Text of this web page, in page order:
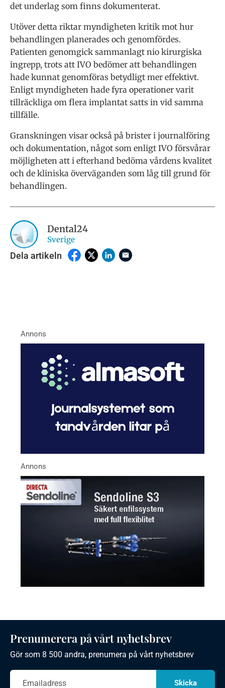
det underlag som finns dokumenterat.
Utöver detta riktar myndigheten kritik mot hur
behandlingen planerades och genomfördes.
Patienten genomgick sammanlagt nio kirurgiska
ingrepp, trots att IVO bedömer att behandlingen
hade kunnat genomföras betydligt mer effektivt.
Enligt myndigheten hade fyra operationer varit
tillräckliga om flera implantat satts in vid samma
tillfälle.
Granskningen visar också på brister i journalföring
och dokumentation, något som enligt IVO försvårar
möjligheten att i efterhand bedöma vårdens kvalitet
och de kliniska överväganden som låg till grund för
behandlingen.
Dental24
Sverige
Dela artikeln
Prenumerera på vårt nyhetsbrev
Gör som 8 500 andra, prenumera på vårt nyhetsbrev